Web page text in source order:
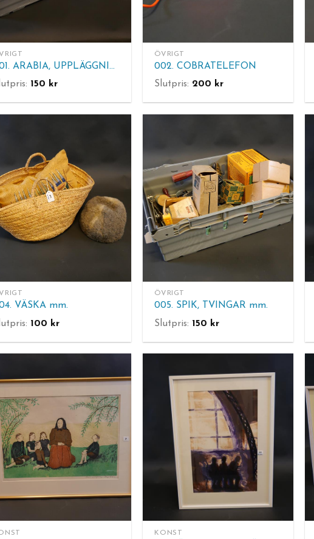
001. ARABIA, UPPLÄGGNINGSFAT, ERIK HÖGLUND, Jultallrikar mm (Lådan ingår ej)
150 kr
ÖVRIGT
002. COBRATELEFON
Slutpris: 200 kr
VÄSKA mm.
100 kr
ÖVRIGT
005. SPIK, TVINGAR mm.
Slutpris: 150 kr
KONST